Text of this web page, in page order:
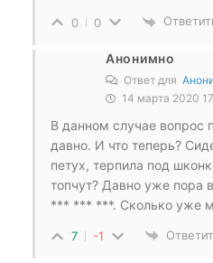
0 0
Анонимно
Ответ для
14 марта 2020
В данном случае вопрос
давно. И что теперь?
петух, терпила под
топчут? Давно уже пора
*** *** ***. Сколько уже
7 -1